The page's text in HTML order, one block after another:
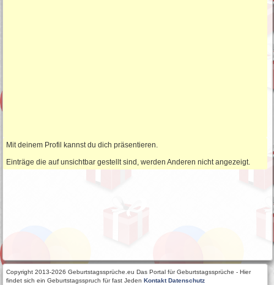
Mit deinem Profil kannst du dich präsentieren.
Einträge die auf unsichtbar gestellt sind, werden Anderen nicht angezeigt.
Copyright 2013-2026 Geburtstagssprüche.eu Das Portal für Geburtstagssprüche - Hier
findet sich ein Geburtstagsspruch für fast JedenKontakt Datenschutz